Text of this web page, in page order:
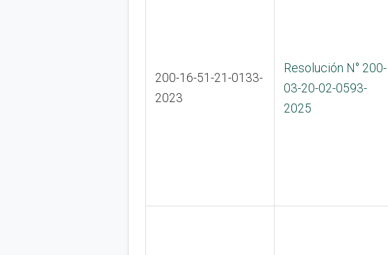
200-16-51-21-0133-
2023
Resolución N° 200-
03-20-02-0593-
2025